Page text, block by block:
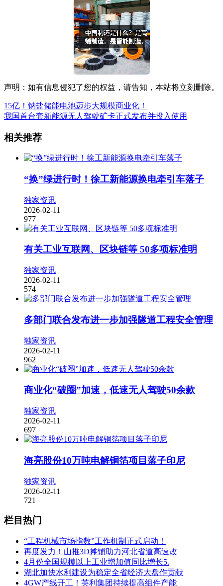
声明：如有信息侵犯了您的权益，请告知，本站将立刻删除。
15亿！钠盐储能电池迈步大规模商业化！
我国首台套新能源无人驾驶矿卡正式发布并投入使用
相关推荐
“换”绿进行时！徐工新能源换电牵引车落子
独家资讯
2026-02-11
977
有关工业互联网、区块链等 50多项标准明
独家资讯
2026-02-11
574
多部门联合发布进一步加强隧道工程安全管理
独家资讯
2026-02-11
962
商业化“破圈”加速，低速无人驾驶50余款
独家资讯
2026-02-11
697
海亮股份10万吨电解铜箔项目落子印尼
独家资讯
2026-02-11
721
栏目热门
“工程机械市场指数”工作机制正式启动！
再度发力！山推3D摊铺助力河北省道高速改
4月份全国规模以上工业增加值同比增长5.
湖北加快水利建设为稳定全省经济大盘作贡献
4GW产线开工！英利集团持续提高组件产能